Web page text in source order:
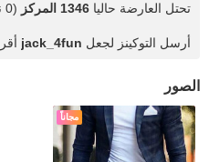
تحتل العارضة حاليا 1346 المركز (0 نقطة).
أرسل التوكينز لجعل jack_4fun
الصور
مجاناً